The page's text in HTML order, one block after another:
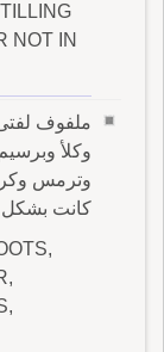
NOT IN
ملفوف
وكلأ
وترمس
كانت بشكل